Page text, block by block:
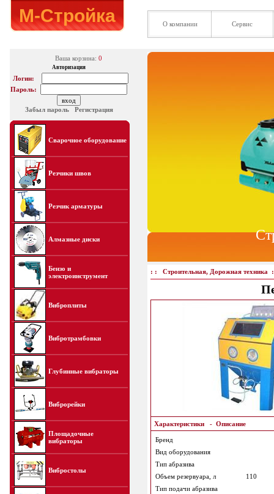
М-Стройка О компании Сервис
Ваша корзина: 0
Авторизация
Логин:
Пароль:
Забыл пароль Регистрация
Сварочное оборудование
Резчики швов
Резчик арматуры
Алмазные диски
Бензо и
электроинструмент
Виброплиты
Вибротрамбовки
Глубинные вибраторы
Виброрейки
Площадочные
вибраторы
Вибростолы
: : Строительная, Дорожная техника
Характеристики- Описание
Бренд
Вид оборудования
Тип абразива
Объем резервуара, л
110
Тип подачи абразива